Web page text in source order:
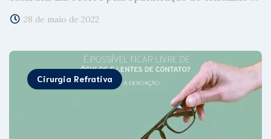
28 de maio de 2022
Cirurgia Refrativa